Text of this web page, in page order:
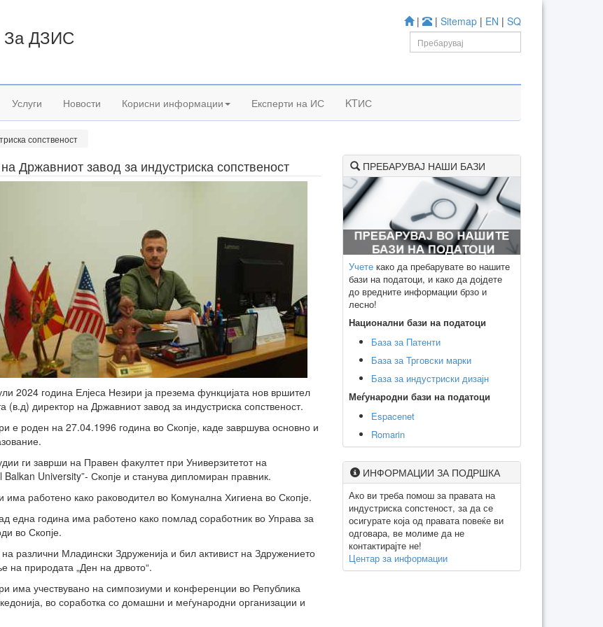
| | Sitemap | EN | SQ
За ДЗИС
Услуги Новости Корисни информации Експерти на ИС KTИС
сопственост
Државниот завод за индустриска сопственост
2024 година Елјеса Незири ја презема функцијата нов вршител
(в.д) директор на Државниот завод за индустриска сопственост.
е роден на 27.04.1996 година во Скопје, каде завршува основно и
ги заврши на Правен факултет при Универзитетот на
Balkan University”- Скопје и станува дипломиран правник.
има работено како раководител во Комунална Хигиена во Скопје.
една година има работено како помлад соработник во Управа за
во Скопје.
различни Младински Здруженија и бил активист на Здружението
на природата „Ден на дрвото“.
има учествувано на симпозиуми и конференции во Република
во соработка со домашни и меѓународни организации и
ПРЕБАРУВАЈ НАШИ БАЗИ
Учете како да пребарувате во нашите
бази на податоци, и како да дојдете
до вредните информации брзо и
лесно!
Национални бази на податоци
База за Патенти
База за Трговски марки
База за индустриски дизајн
Меѓународни бази на податоци
Espacenet
Romarin
ИНФОРМАЦИИ ЗА ПОДРШКА
Ако ви треба помош за правата на
индустриска сопстеност, за да се
осигурате која од правата повеќе ви
одговара, ве молиме да не
контактирајте не!
Центар за информации